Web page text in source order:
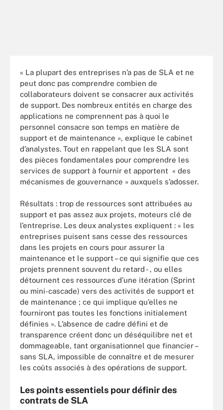
« La plupart des entreprises n’a pas de SLA et ne
peut donc pas comprendre combien de
collaborateurs doivent se consacrer aux activités
de support. Des nombreux entités en charge des
applications ne comprennent pas à quoi le
personnel consacre son temps en matière de
support et de maintenance », explique le cabinet
d’analystes. Tout en rappelant que les SLA sont
des pièces fondamentales pour comprendre les
services de support à fournir et apportent « des
mécanismes de gouvernance » auxquels s’adosser.
Résultats : trop de ressources sont attribuées au
support et pas assez aux projets, moteurs clé de
l’entreprise. Les deux analystes expliquent : « les
entreprises puisent sans cesse des ressources
dans les projets en cours pour assurer la
maintenance et le support – ce qui signifie que ces
projets prennent souvent du retard - , ou elles
détournent ces ressources d’une itération (Sprint
ou mini-cascade) vers des activités de support et
de maintenance ; ce qui implique qu’elles ne
fourniront pas toutes les fonctions initialement
définies ». L’absence de cadre défini et de
transparence créent donc un déséquilibre net et
dommageable, tant organisationnel que financier –
sans SLA, impossible de connaître et de mesurer
les coûts associés à des opérations de support.
Les points essentiels pour définir des
contrats de SLA